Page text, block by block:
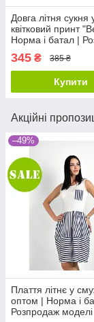
Довга літня сукня
квітковий принт
Норма і батал |
моделі
345 ₴ 385 ₴
Купити
Акційні
–49%
Плаття літнє у
оптом | Норма і
Розпродаж моделі